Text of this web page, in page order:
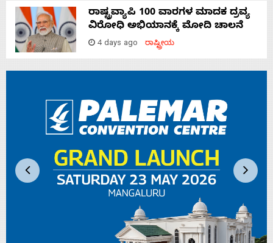
ರಾಷ್ಟ್ರವ್ಯಾಪಿ 100 ವಾರಗಳ ಮಾದಕ ದ್ರವ್ಯ
ವಿರೋಧಿ ಅಭಿಯಾನಕ್ಕೆ ಮೋದಿ ಚಾಲನೆ
4 days ago ರಾಷ್ಟ್ರೀಯ